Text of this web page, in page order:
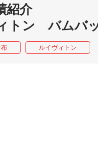
紹介
トン バムバ
ルイヴィトン